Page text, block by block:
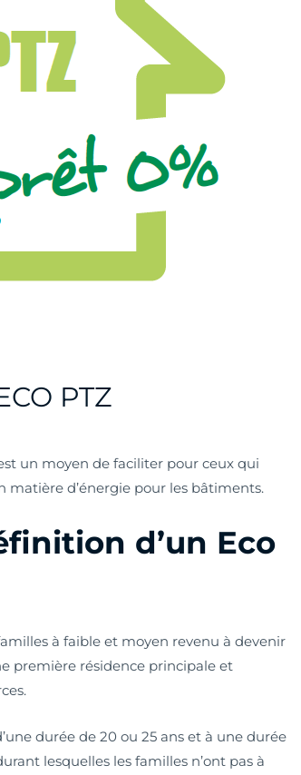
PTZ
un moyen de faciliter pour ceux qui
matière d’énergie pour les bâtiments.
d’un Eco
à faible et moyen revenu à devenir
première résidence principale et
durée de 20 ou 25 ans et à une durée
lesquelles les familles n’ont pas à